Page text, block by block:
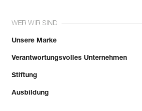
WER WIR SIND
Unsere Marke
Verantwortungsvolles Unternehmen
Stiftung
Ausbildung